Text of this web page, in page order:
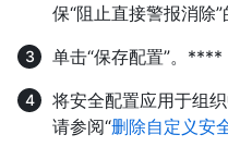
保“阻止直接警报消除
单击“保存配置”。****
将安全配置应用于组
请参阅“删除自定义安